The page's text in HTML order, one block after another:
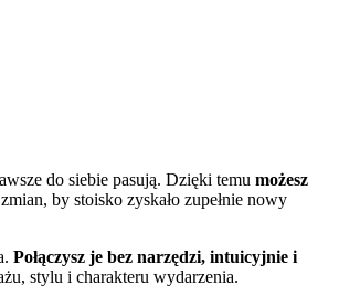
do siebie pasują. Dzięki temu możesz
by stoisko zyskało zupełnie nowy
Połączysz je bez narzędzi, intuicyjnie i
stylu i charakteru wydarzenia.